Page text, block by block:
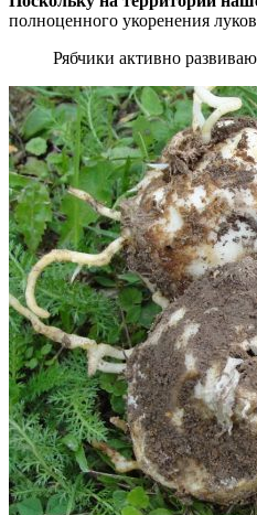
полноценного укоренения
Рябчики активно